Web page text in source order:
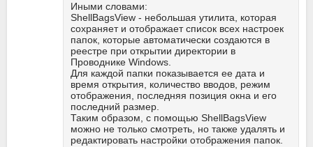
Иными словами:
ShellBagsView - небольшая утилита, которая
сохраняет и отображает список всех настроек
папок, которые автоматически создаются в
реестре при открытии директории в
Проводнике Windows.
Для каждой папки показывается ее дата и
время открытия, количество вводов, режим
отображения, последняя позиция окна и его
последний размер.
Таким образом, с помощью ShellBagsView
можно не только смотреть, но также удалять и
редактировать настройки отображения папок.